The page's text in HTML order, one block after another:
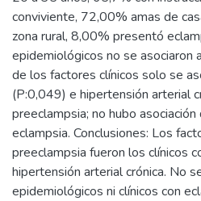
conviviente, 72,00% amas de
zona rural, 8,00% presentó
epidemiológicos no se asociaron
de los factores clínicos solo se
(P:0,049) e hipertensión arterial
preeclampsia; no hubo
eclampsia. Conclusiones: Los
preeclampsia fueron los clínicos
hipertensión arterial crónica. No
epidemiológicos ni clínicos con